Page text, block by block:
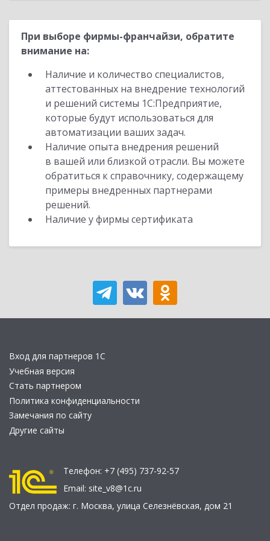
При выборе фирмы-франчайзи, обратите
внимание на:
Наличие и количество специалистов,
аттестованных на внедрение технологий
и решений системы 1С:Предприятие,
которые будут использоваться для
автоматизации ваших задач.
Наличие опыта внедрения решений
в вашей или близкой отрасли. Вы можете
обратиться к справочнику, содержащему
примеры внедренных партнерами
решений.
Наличие у фирмы сертификата
Вход для партнеров 1С
Учебная версия
Стать партнером
Политика конфиденциальности
Замечания по сайту
Другие сайты
Телефон: +7 (495) 737-92-57
Email: site_v8@1c.ru
Отдел продаж: г. Москва, улица Селезнёвская, дом 21